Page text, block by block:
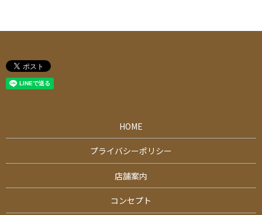
HOME
プライバシーポリシー
店舗案内
コンセプト